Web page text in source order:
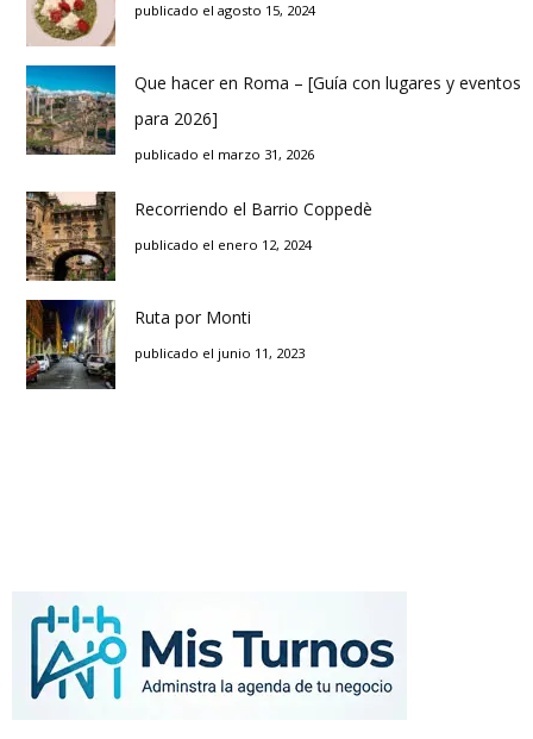
publicado el agosto 15, 2024
Que hacer en Roma – [Guía con lugares y eventos
para 2026]
publicado el marzo 31, 2026
Recorriendo el Barrio Coppedè
publicado el enero 12, 2024
Ruta por Monti
publicado el junio 11, 2023